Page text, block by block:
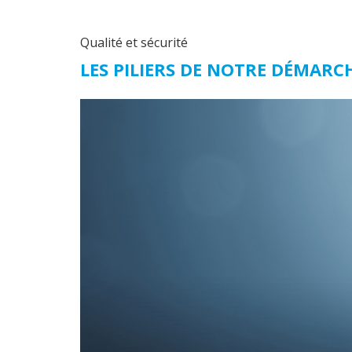
Qualité et sécurité
LES PILIERS DE NOTRE